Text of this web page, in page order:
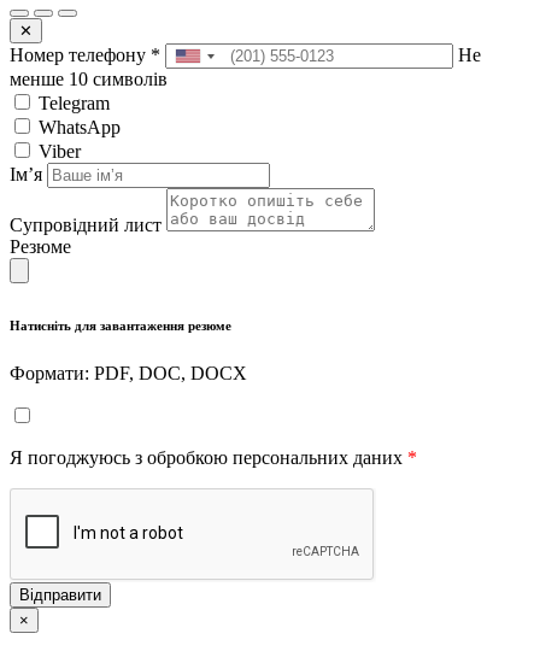
✕
Номер телефону *
Не
менше 10 символів
Telegram
WhatsApp
Viber
Імʼя
Супровідний лист
Резюме
Натисніть для завантаження резюме
Формати: PDF, DOC, DOCX
Я погоджуюсь з обробкою персональних даних *
Відправити
×